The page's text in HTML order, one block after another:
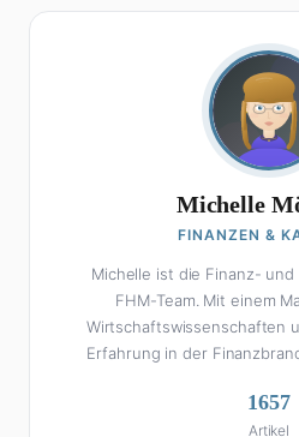
Michelle
FINANZEN &
Michelle ist die Finanz-
FHM-Team. Mit einem
Wirtschaftswissenschaften
Erfahrung in der
Michelle klingt
Steuererklärung. Ihre
1657
Artikel